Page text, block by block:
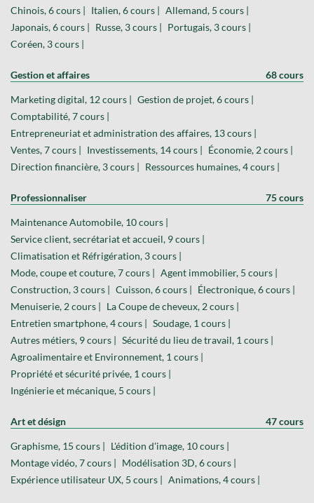
Chinois, 6 cours | Italien, 6 cours | Allemand, 5 cours |
Japonais, 6 cours | Russe, 3 cours | Portugais, 3 cours |
Coréen, 3 cours |
Gestion et affaires 68 cours
Marketing digital, 12 cours | Gestion de projet, 6 cours |
Comptabilité, 7 cours |
Entrepreneuriat et administration des affaires, 13 cours |
Ventes, 7 cours | Investissements, 14 cours | Économie, 2 cours |
Direction financière, 3 cours | Ressources humaines, 4 cours |
Professionnaliser 75 cours
Maintenance Automobile, 10 cours |
Service client, secrétariat et accueil, 9 cours |
Climatisation et Réfrigération, 3 cours |
Mode, coupe et couture, 7 cours | Agent immobilier, 5 cours |
Construction, 3 cours | Cuisson, 6 cours | Électronique, 6 cours |
Menuiserie, 2 cours | La Coupe de cheveux, 2 cours |
Entretien smartphone, 4 cours | Soudage, 1 cours |
Autres métiers, 9 cours | Sécurité du lieu de travail, 1 cours |
Agroalimentaire et Environnement, 1 cours |
Propriété et sécurité privée, 1 cours |
Ingénierie et mécanique, 5 cours |
Art et désign 47 cours
Graphisme, 15 cours | L'édition d'image, 10 cours |
Montage vidéo, 7 cours | Modélisation 3D, 6 cours |
Expérience utilisateur UX, 5 cours | Animations, 4 cours |